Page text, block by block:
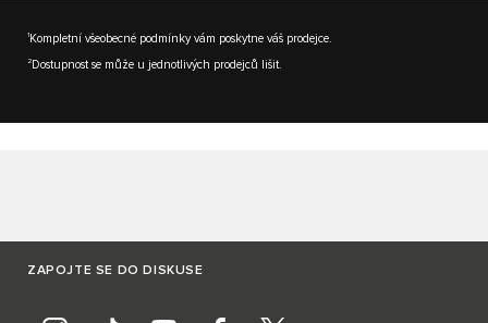
1 Kompletní všeobecné podmínky vám poskytne váš prodejce.
2 Dostupnost se může u jednotlivých prodejců lišit.
ZAPOJTE SE DO DISKUSE